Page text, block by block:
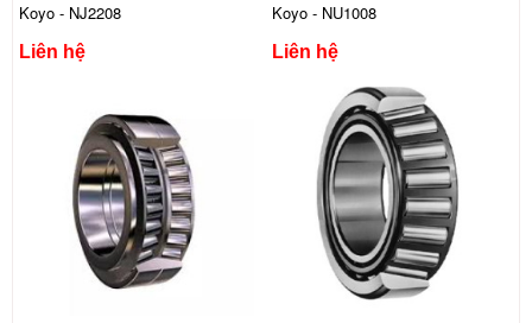
Koyo - NJ2208
Liên hệ
Koyo - NU1008
Liên hệ